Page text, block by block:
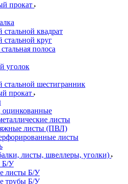
прокат
стальной квадрат
стальной круг
полоса
уголок
стальной шестигранник
прокат
оцинкованные
листы
листы (ПВЛ)
листы
листы, швеллеры, уголки)
Б/У
листы Б/У
трубы Б/У